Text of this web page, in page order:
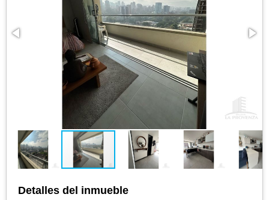
Detalles del inmueble